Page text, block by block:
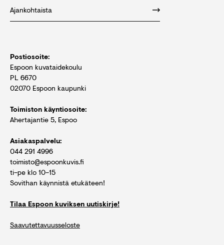
Ajankohtaista
Postiosoite:
Espoon kuvataidekoulu
PL 6670
02070 Espoon kaupunki
Toimiston käyntiosoite:
Ahertajantie 5, Espoo
Asiakaspalvelu:
044 291 4996
toimisto@espoonkuvis.fi
ti–pe klo 10–15
Sovithan käynnistä etukäteen!
Tilaa Espoon kuviksen uutiskirje!
Saavutettavuusseloste